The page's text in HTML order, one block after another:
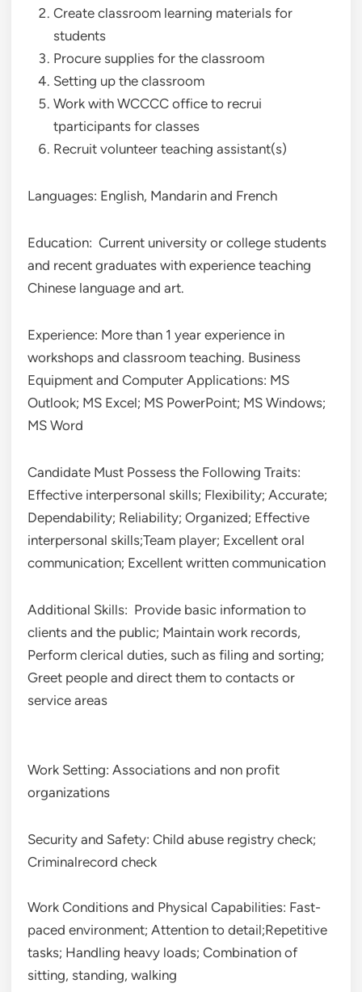
Create classroom learning materials for
students
Procure supplies for the classroom
Setting up the classroom
Work with WCCCC office to recrui
tparticipants for classes
Recruit volunteer teaching assistant(s)
Languages: English, Mandarin and French
Education: Current university or college students
and recent graduates with experience teaching
Chinese language and art.
Experience: More than 1 year experience in
workshops and classroom teaching. Business
Equipment and Computer Applications: MS
Outlook; MS Excel; MS PowerPoint; MS Windows;
MS Word
Candidate Must Possess the Following Traits:
Effective interpersonal skills; Flexibility; Accurate;
Dependability; Reliability; Organized; Effective
interpersonal skills;Team player; Excellent oral
communication; Excellent written communication
Additional Skills: Provide basic information to
clients and the public; Maintain work records,
Perform clerical duties, such as filing and sorting;
Greet people and direct them to contacts or
service areas
Work Setting: Associations and non profit
organizations
Security and Safety: Child abuse registry check;
Criminalrecord check
Work Conditions and Physical Capabilities: Fast-
paced environment; Attention to detail;Repetitive
tasks; Handling heavy loads; Combination of
sitting, standing, walking